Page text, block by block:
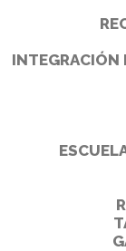
INTEGRACIÓN